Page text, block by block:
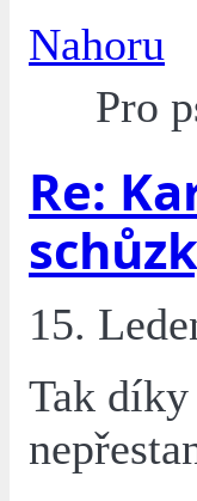
Nahoru
Pro
Re:
15.
Tak díky